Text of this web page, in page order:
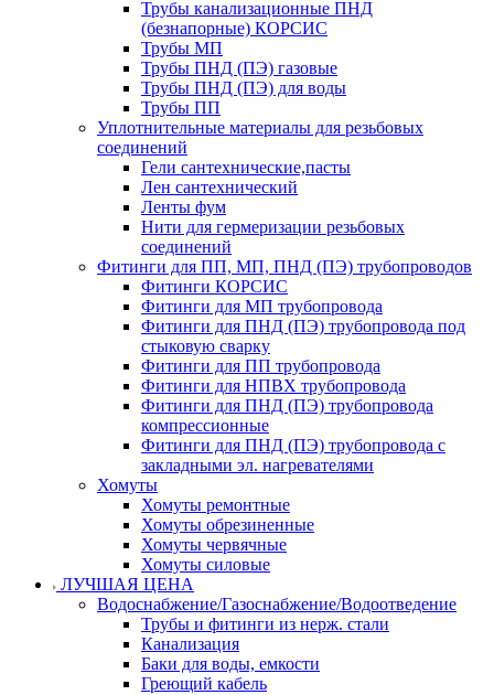
Трубы канализационные ПНД
(безнапорные) КОРСИС
Трубы МП
Трубы ПНД (ПЭ) газовые
Трубы ПНД (ПЭ) для воды
Трубы ПП
Уплотнительные материалы для резьбовых
соединений
Гели сантехнические,пасты
Лен сантехнический
Ленты фум
Нити для гермеризации резьбовых
соединений
Фитинги для ПП, МП, ПНД (ПЭ) трубопроводов
Фитинги КОРСИС
Фитинги для МП трубопровода
Фитинги для ПНД (ПЭ) трубопровода под
стыковую сварку
Фитинги для ПП трубопровода
Фитинги для НПВХ трубопровода
Фитинги для ПНД (ПЭ) трубопровода
компрессионные
Фитинги для ПНД (ПЭ) трубопровода с
закладными эл. нагревателями
Хомуты
Хомуты ремонтные
Хомуты обрезиненные
Хомуты червячные
Хомуты силовые
ЛУЧШАЯ ЦЕНА
Водоснабжение/Газоснабжение/Водоотведение
Трубы и фитинги из нерж. стали
Канализация
Баки для воды, емкости
Греющий кабель